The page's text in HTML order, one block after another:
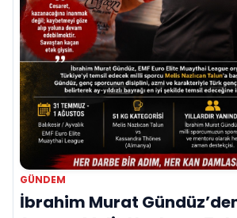
GÜNDEM
İbrahim Murat